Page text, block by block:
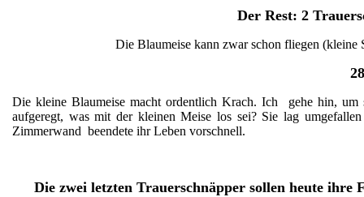
Der Rest: 2
Die Blaumeise kann zwar schon fliegen
Die kleine Blaumeise macht ordentlich Krach. Ich gehe hin,
aufgeregt, was mit der kleinen Meise los sei? Sie lag
Zimmerwand beendete ihr Leben vorschnell.
Die zwei letzten Trauerschnäpper sollen heute ihre